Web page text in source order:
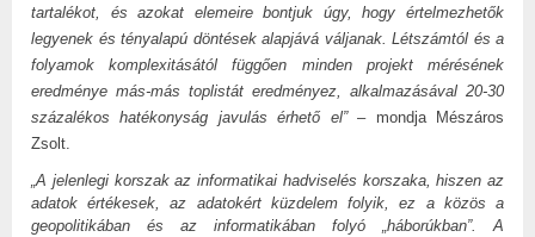
tartalékot, és azokat elemeire bontjuk úgy, hogy értelmezhetők
legyenek és tényalapú döntések alapjává váljanak. Létszámtól és a
folyamok komplexitásától függően minden projekt mérésének
eredménye más-más toplistát eredményez, alkalmazásával 20-30
százalékos hatékonyság javulás érhető el”– mondja Mészáros
Zsolt.
„A jelenlegi korszak az informatikai hadviselés korszaka, hiszen az
adatok értékesek, az adatokért küzdelem folyik, ez a közös a
geopolitikában és az informatikában folyó „háborúkban”. A